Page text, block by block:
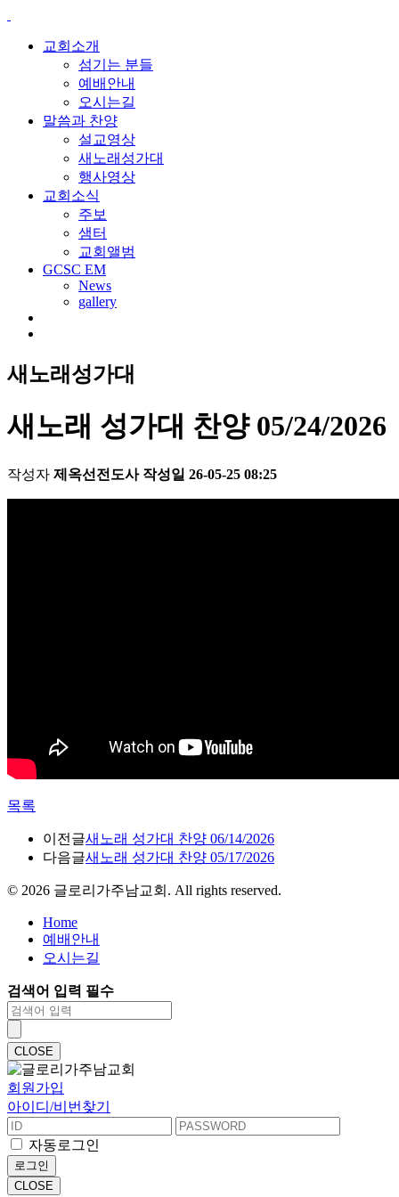
교회소개
섬기는 분들
예배안내
오시는길
말씀과 찬양
설교영상
새노래성가대
행사영상
교회소식
주보
샘터
교회앨범
GCSC EM
News
gallery
새노래성가대
새노래 성가대 찬양 05/24/2026
작성자 제옥선전도사 작성일 26-05-25 08:25
목록
이전글새노래 성가대 찬양 06/14/2026
다음글새노래 성가대 찬양 05/17/2026
© 2026 글로리가주남교회. All rights reserved.
Home
예배안내
오시는길
검색어 입력 필수
CLOSE
회원가입
아이디/비번찾기
자동로그인
로그인
CLOSE